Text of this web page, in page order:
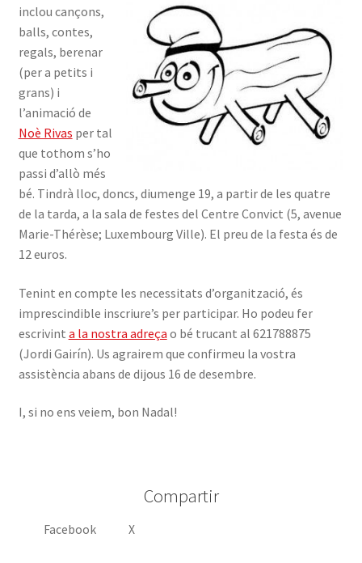
inclou cançons,
balls, contes,
regals, berenar
(per a petits i
grans) i
l’animació de
Noè Rivas per tal
que tothom s’ho
passi d’allò més
bé. Tindrà lloc, doncs, diumenge 19, a partir de les quatre
de la tarda, a la sala de festes del Centre Convict (5, avenue
Marie-Thérèse; Luxembourg Ville). El preu de la festa és de
12 euros.
Tenint en compte les necessitats d’organització, és
imprescindible inscriure’s per participar. Ho podeu fer
escrivint a la nostra adreça o bé trucant al 621788875
(Jordi Gairín). Us agrairem que confirmeu la vostra
assistència abans de dijous 16 de desembre.
I, si no ens veiem, bon Nadal!
Compartir
Facebook X